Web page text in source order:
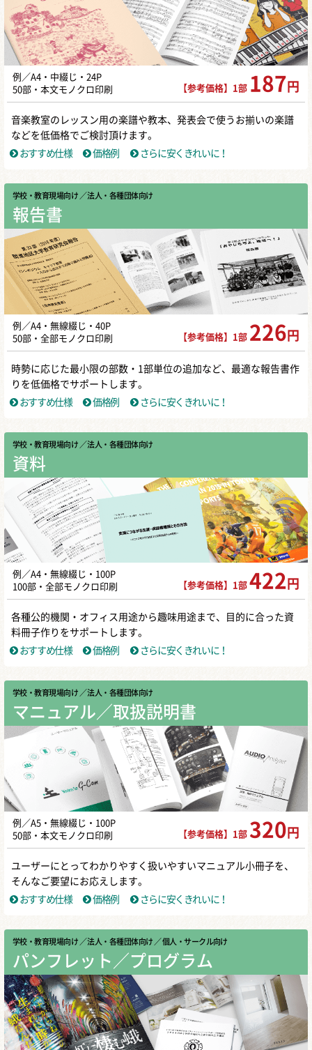
例／A4・中綴じ・24P
50部・本文モノクロ印刷
【参考価格】1部 187 円
音楽教室のレッスン用の楽譜や教本、発表会で使うお揃いの楽譜
などを低価格でご検討頂けます。
おすすめ仕様
価格例 さらに安くきれいに！
学校・教育現場向け ／ 法人・各種団体向け
報告書
例／A4・無線綴じ・40P
50部・全部モノクロ印刷
【参考価格】1部 226 円
時勢に応じた最小限の部数・1部単位の追加など、最適な報告書作
りを低価格でサポートします。
おすすめ仕様
価格例 さらに安くきれいに！
学校・教育現場向け ／ 法人・各種団体向け
資料
例／A4・無線綴じ・100P
100部・全部モノクロ印刷
【参考価格】1部 422 円
各種公的機関・オフィス用途から趣味用途まで、目的に合った資
料冊子作りをサポートします。
おすすめ仕様
価格例 さらに安くきれいに！
学校・教育現場向け ／ 法人・各種団体向け
マニュアル／取扱説明書
例／A5・無線綴じ・100P
50部・本文モノクロ印刷
【参考価格】1部 320 円
ユーザーにとってわかりやすく扱いやすいマニュアル小冊子を、
そんなご要望にお応えします。
おすすめ仕様
価格例 さらに安くきれいに！
学校・教育現場向け ／ 法人・各種団体向け ／ 個人・サークル向け
パンフレット／プログラム